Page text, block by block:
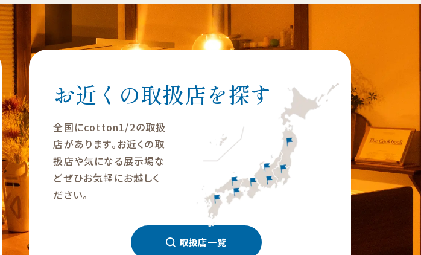
お近くの取扱店を探す
全国にcotton1/2の取扱
店があります。お近くの取
扱店や気になる展示場な
どぜひお気軽にお越しく
ださい。
取扱店一覧